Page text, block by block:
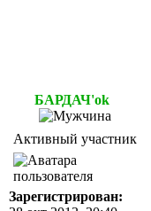
БАРДАЧ'ok
Активный участник
Зарегистрирован: